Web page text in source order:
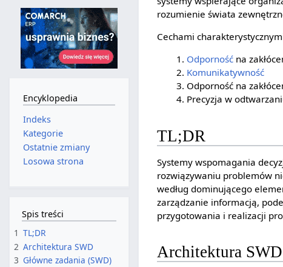
rozumienie świata
Cechami
Odporność na
Komunikatywność
Odporność na
Precyzja w
TL;DR
Systemy wspomagania
rozwiązywaniu problemów
według dominującego
zarządzanie informacją,
przygotowania i realizacji
Architektura SWD
Encyklopedia
Indeks
Kategorie
Ostatnie zmiany
Losowa strona
Spis treści
1 TL;DR
2 Architektura SWD
3 Główne zadania (SWD)